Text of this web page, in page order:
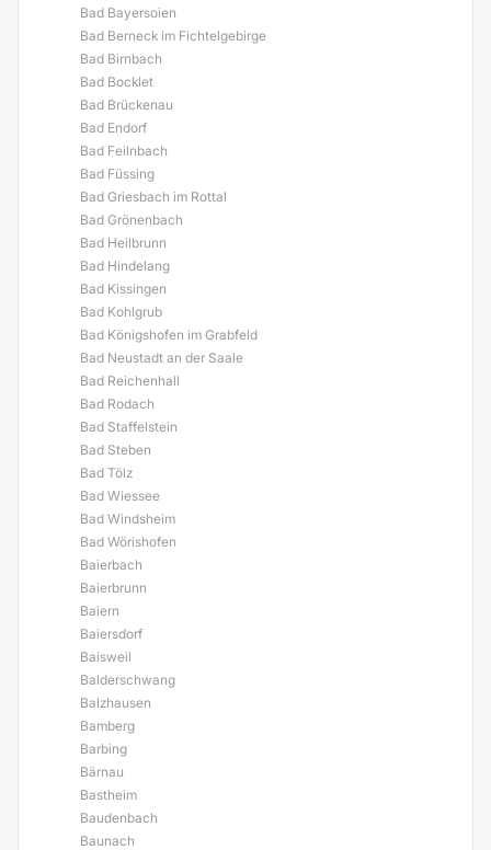
Bad Bayersoien
Bad Berneck im Fichtelgebirge
Bad Birnbach
Bad Bocklet
Bad Brückenau
Bad Endorf
Bad Feilnbach
Bad Füssing
Bad Griesbach im Rottal
Bad Grönenbach
Bad Heilbrunn
Bad Hindelang
Bad Kissingen
Bad Kohlgrub
Bad Königshofen im Grabfeld
Bad Neustadt an der Saale
Bad Reichenhall
Bad Rodach
Bad Staffelstein
Bad Steben
Bad Tölz
Bad Wiessee
Bad Windsheim
Bad Wörishofen
Baierbach
Baierbrunn
Baiern
Baiersdorf
Baisweil
Balderschwang
Balzhausen
Bamberg
Barbing
Bärnau
Bastheim
Baudenbach
Baunach